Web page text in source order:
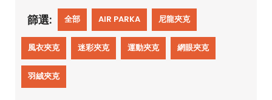
篩選: 全部 AIR PARKA 尼龍夾克
風衣夾克 迷彩夾克 運動夾克 網眼夾克
羽絨夾克